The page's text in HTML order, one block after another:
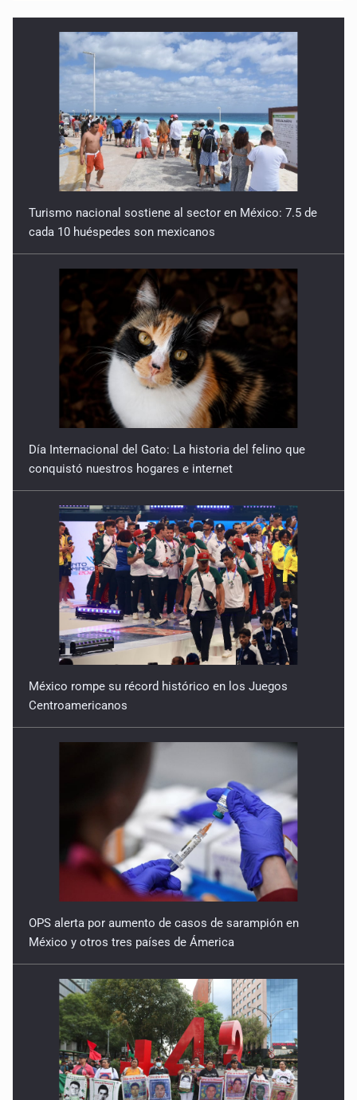
No hay problema de salud
11 de Julio de 2026
Detienen en Tlajomulco a hombre con dos armas de fuego
y más de 50 cartuchos
10 de Julio de 2026
Instalan mesa de seguridad para conductores de ERT
Que tiradero
Detienen a conductor por amenazar con arma tras
incidente vial
9 de Julio de 2026
Reactivarán contraflujo en López Mateos Sur a partir del
13 de julio
Y no se enoje con el FBI
9 de Julio de 2026
Lo que quedó del mundial
8 de Julio de 2026
Hombre es investigado por ser autor intelectual del
feminicidio de su madre
7 de Julio de 2026
A ver cuántos quedan
Turismo nacional sostiene al sector en México: 7.5 de
cada 10 huéspedes son mexicanos
Día Internacional del Gato: La historia del felino que
conquistó nuestros hogares e internet
México rompe su récord histórico en los Juegos
Centroamericanos
OPS alerta por aumento de casos de sarampión en
México y otros tres países de Ámerica